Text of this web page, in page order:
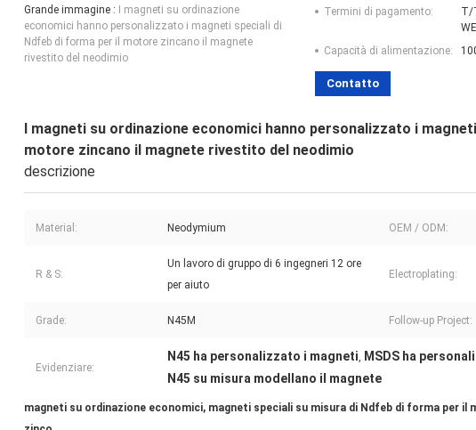
Grande immagine : I magneti su ordinazione
economici hanno personalizzato i magneti speciali di
Ndfeb di forma per il motore zincano il magnete
rivestito del neodimio
Termini di pagamento:
T/
Capacità di alimentazione:
Contatto
I magneti su ordinazione economici hanno personalizzato i
motore zincano il magnete rivestito del neodimio
descrizione
Material: Neodymium OEM / ODM:
R & S:
Un lavoro di gruppo di 6 ingegneri 12 ore
per aiuto
Electroplating:
Grade: N45M Follow-up Project:
Evidenziare:
N45 ha personalizzato i magneti MSDS ha
N45 su misura modellano il magnete
magneti su ordinazione economici, magneti speciali su misura di Ndfeb di forma per